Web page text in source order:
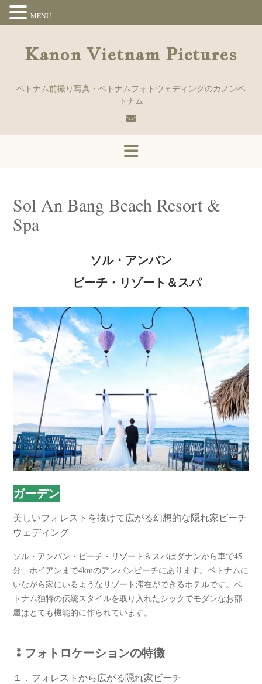
Kanon Vietnam Pictures
ベトナム前撮り写真・ベトナムフォトウェディングのカノンベ
トナム
Sol An Bang Beach Resort &
Spa
ソル・アンバン
ビーチ・リゾート＆スパ
ガーデン
美しいフォレストを抜けて広がる幻想的な隠れ家ビーチ
ウェディング
ソル・アンバン・ビーチ・リゾート＆スパはダナンから車で45
分、ホイアンまで4kmのアンバンビーチにあります。ベトナムに
いながら家にいるようなリゾート滞在ができるホテルです。ベ
トナム独特の伝統スタイルを取り入れたシックでモダンなお部
屋はとても機能的に作られています。
⁑フォトロケーションの特徴
１．フォレストから広がる隠れ家ビーチ
MENU